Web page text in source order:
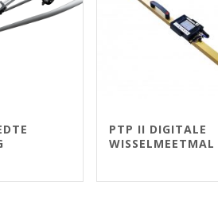
PTP II DIGITALE
WISSELMEETMAL